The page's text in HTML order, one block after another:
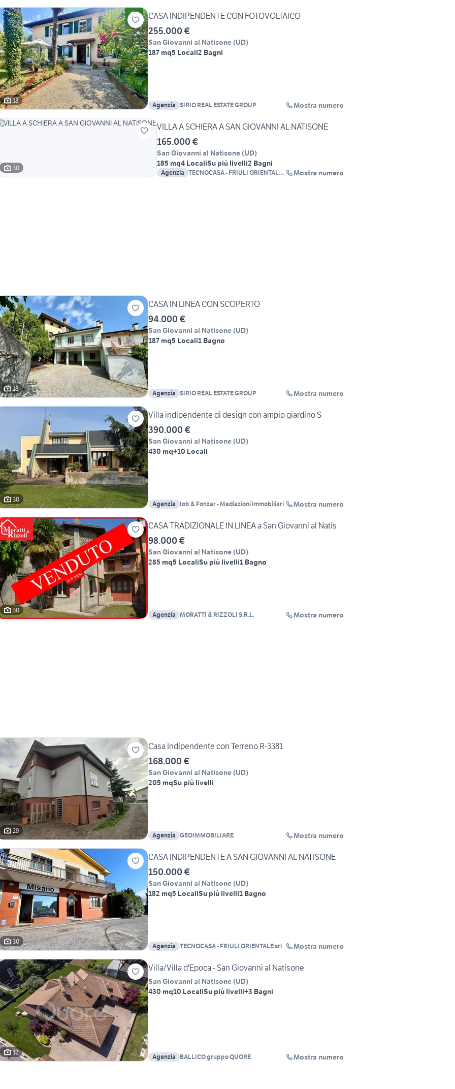
18
CASA INDIPENDENTE CON FOTOVOLTAICO
255.000 €
San Giovanni al Natisone (UD)
187 mq5 Locali2 Bagni
Agenzia SIRIO REAL ESTATE GROUP Mostra numero
30
VILLA A SCHIERA A SAN GIOVANNI AL NATISONE
165.000 €
San Giovanni al Natisone (UD)
185 mq4 LocaliSu più livelli2 Bagni
Agenzia TECNOCASA - FRIULI ORIENTALE
Mostra numero
18
CASA IN LINEA CON SCOPERTO
94.000 €
San Giovanni al Natisone (UD)
187 mq5 Locali1 Bagno
Agenzia SIRIO REAL ESTATE GROUP Mostra numero
30
Villa indipendente di design con ampio giardino S
390.000 €
San Giovanni al Natisone (UD)
430 mq+10 Locali
Agenzia Iob & Fonzar - Mediazioni Immobiliari Mostra numero
30
CASA TRADIZIONALE IN LINEA a San Giovanni al Natis
98.000 €
San Giovanni al Natisone (UD)
285 mq5 LocaliSu più livelli1 Bagno
Agenzia MORATTI & RIZZOLI S.R.L. Mostra numero
29
Casa Indipendente con Terreno R-3381
168.000 €
San Giovanni al Natisone (UD)
205 mqSu più livelli
Agenzia GEOIMMOBILIARE Mostra numero
30
CASA INDIPENDENTE A SAN GIOVANNI AL NATISONE
150.000 €
San Giovanni al Natisone (UD)
182 mq5 LocaliSu più livelli1 Bagno
Agenzia TECNOCASA - FRIULI ORIENTALE srl Mostra numero
12
Villa/Villa d'Epoca - San Giovanni al Natisone
San Giovanni al Natisone (UD)
430 mq10 LocaliSu più livelli+3 Bagni
Agenzia BALLICO gruppo QUORE Mostra numero